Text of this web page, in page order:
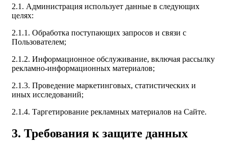
2.1. Администрация использует данные в следующих
целях:
2.1.1. Обработка поступающих запросов и связи с
Пользователем;
2.1.2. Информационное обслуживание, включая рассылку
рекламно-информационных материалов;
2.1.3. Проведение маркетинговых, статистических и
иных исследований;
2.1.4. Таргетирование рекламных материалов на Сайте.
3. Требования к защите данных